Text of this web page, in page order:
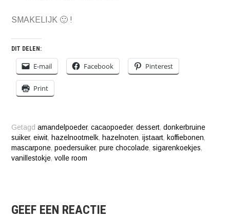
SMAKELIJK 🙂 !
DIT DELEN:
E-mail Facebook Pinterest
Print
Getagdamandelpoeder,cacaopoeder,dessert,donkerbruine
suiker,eiwit, hazelnootmelk, hazelnoten,ijstaart, koffiebonen,
mascarpone,poedersuiker,pure chocolade,sigarenkoekjes,
vanillestokje,volle room
GEEF EEN REACTIE